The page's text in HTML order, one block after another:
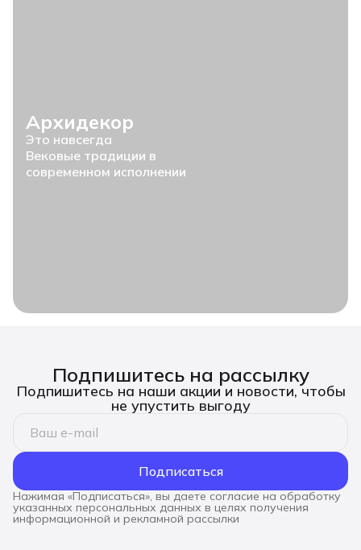
Архидекор
Это навсегда
Вековые традиции в
современном исполнении
Подпишитесь на рассылку
Подпишитесь на наши акции и новости, чтобы
не упустить выгоду
Подписаться
Нажимая «Подписаться», вы даете согласие на обработку
указанных персональных данных в целях получения
информационной и рекламной рассылки